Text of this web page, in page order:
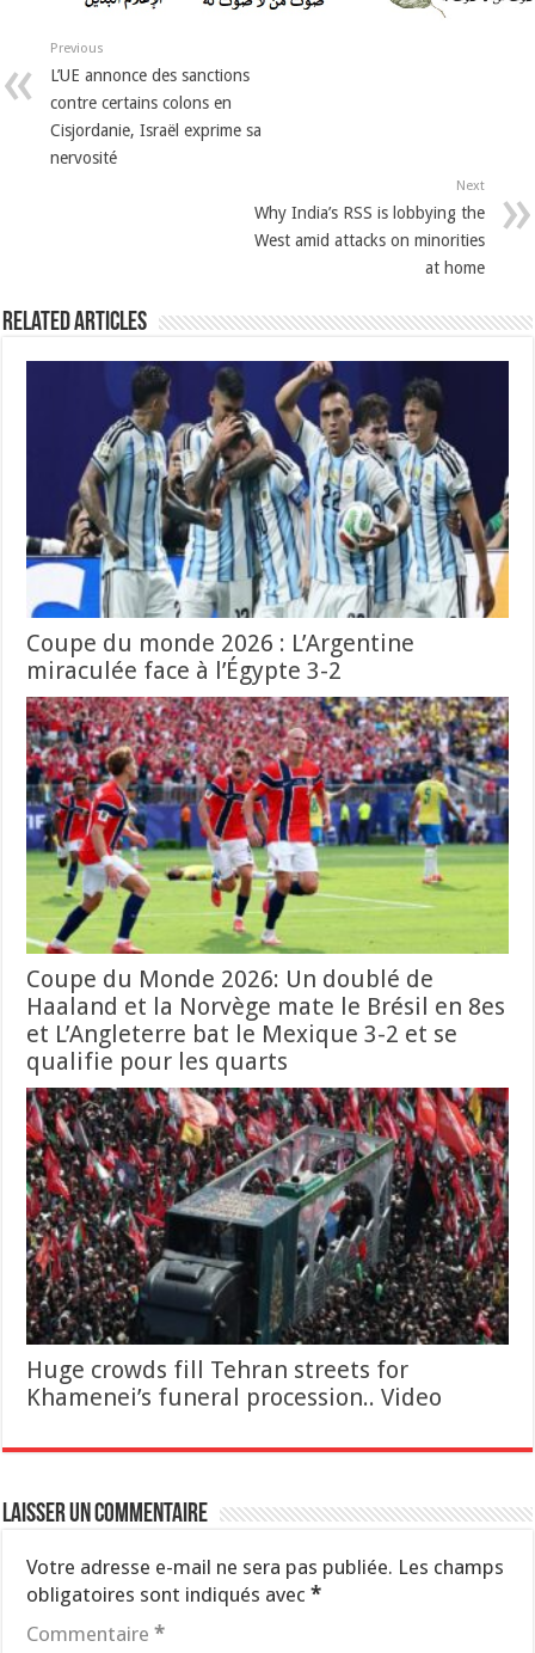
Previous
L’UE annonce des sanctions
contre certains colons en
Cisjordanie, Israël exprime sa
nervosité
Next
Why India’s RSS is lobbying the
West amid attacks on minorities
at home
Related Articles
Coupe du monde 2026 : L’Argentine
miraculée face à l’Égypte 3-2
Coupe du Monde 2026: Un doublé de
Haaland et la Norvège mate le Brésil en 8es
et L’Angleterre bat le Mexique 3-2 et se
qualifie pour les quarts
Huge crowds fill Tehran streets for
Khamenei’s funeral procession.. Video
Laisser un commentaire
Votre adresse e-mail ne sera pas publiée. Les champs
obligatoires sont indiqués avec*
Commentaire*